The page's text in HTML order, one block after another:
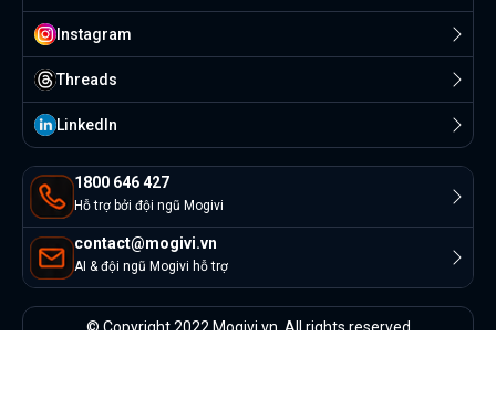
1800 646 427
Hỗ trợ bởi đội ngũ Mogivi
contact@mogivi.vn
AI & đội ngũ Mogivi hỗ trợ
Instagram
Threads
Linkedln
© Copyright 2022 Mogivi.vn. All rights reserved